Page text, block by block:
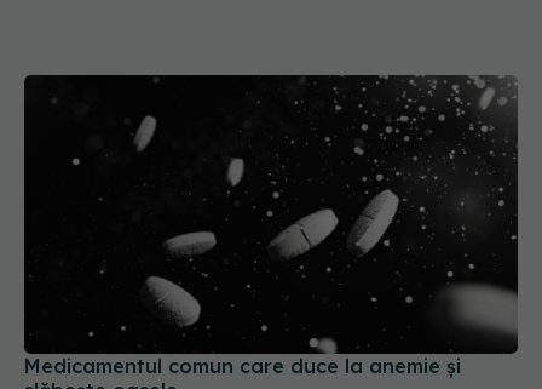
Medicamentul comun care duce la anemie și
slăbește oasele
12 feb 2026, 17:23